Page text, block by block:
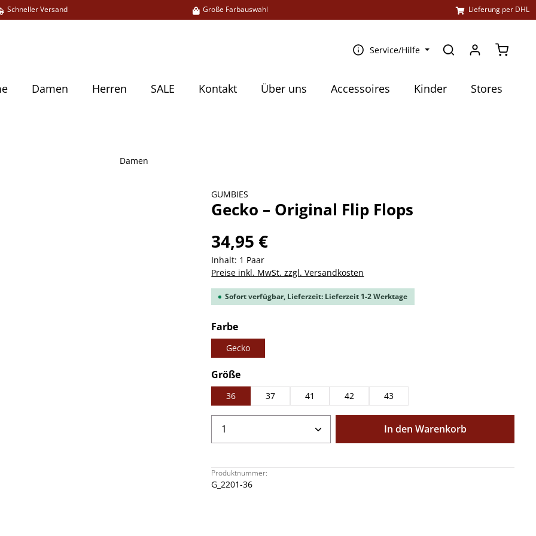
Schneller Versand Große Farbauswahl Lieferung per DHL
Service/Hilfe
Damen Herren SALE Kontakt Über uns Accessoires Kinder Stores
Damen
GUMBIES
Gecko – Original Flip Flops
34,95 €
Inhalt: 1 Paar
Preise inkl. MwSt. zzgl. Versandkosten
Sofort verfügbar, Lieferzeit: Lieferzeit 1-2 Werktage
Farbeauswählen
Gecko
Größeauswählen
36 37 41 42 43
Produkt Anzahl: Gib den gewünschten Wert
In den Warenkorb
Produktnummer:
G_2201-36